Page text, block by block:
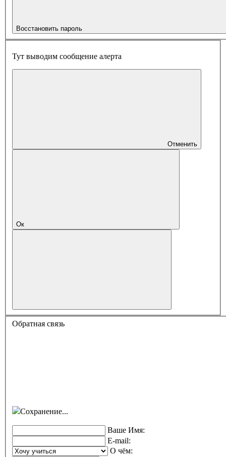
Восстановить пароль
Тут выводим сообщение алерта
Отменить
Ок
Обратная связь
Сохранение...
Ваше Имя:
E-mail:
О чём: